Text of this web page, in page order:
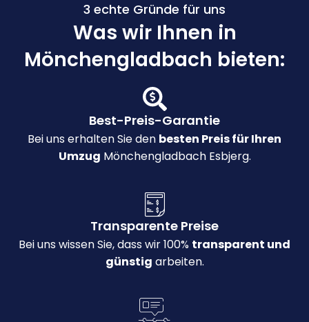
3 echte Gründe für uns
Was wir Ihnen in
Mönchengladbach bieten:
Best-Preis-Garantie
Bei uns erhalten Sie den besten Preis für Ihren
Umzug Mönchengladbach Esbjerg.
Transparente Preise
Bei uns wissen Sie, dass wir 100% transparent und
günstig arbeiten.